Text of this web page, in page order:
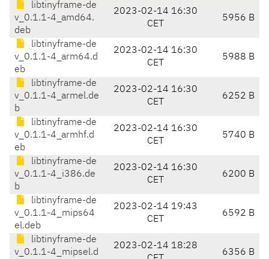
libtinyframe-de
v_0.1.1-4_amd64.
deb
2023-02-14 16:30
CET
5956 B
libtinyframe-de
v_0.1.1-4_arm64.d
eb
2023-02-14 16:30
CET
5988 B
libtinyframe-de
v_0.1.1-4_armel.de
b
2023-02-14 16:30
CET
6252 B
libtinyframe-de
v_0.1.1-4_armhf.d
eb
2023-02-14 16:30
CET
5740 B
libtinyframe-de
v_0.1.1-4_i386.de
b
2023-02-14 16:30
CET
6200 B
libtinyframe-de
v_0.1.1-4_mips64
el.deb
2023-02-14 19:43
CET
6592 B
libtinyframe-de
v_0.1.1-4_mipsel.d
2023-02-14 18:28
6356 B